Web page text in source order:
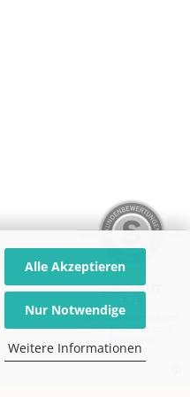
Alle Akzeptieren
Nur Notwendige
Weitere Informationen
SEHR GUT
aus 339 Bewertungen
bei: dawanda.com,